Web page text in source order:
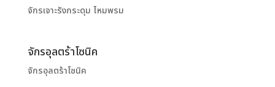
จักรเจาะรังกระดุม ไหมพรม
จักรอุลตร้าโซนิค
จักรอุลตร้าโซนิค